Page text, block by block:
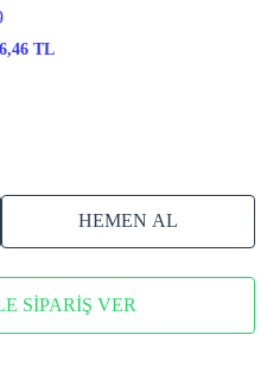
TL
HEMEN AL
SİPARİŞ VER